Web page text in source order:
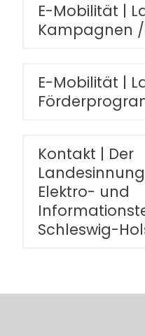
E-Mobilität |
Kampagnen
E-Mobilität |
Kontakt | Der
Elektro- und
Schleswig-